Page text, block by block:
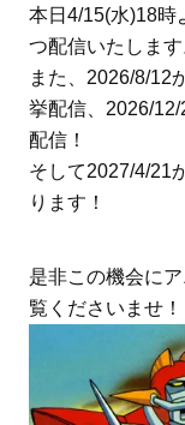
本日4/15(水)18時
つ配信いたします
また、2026/8/12
挙配信、2026/
配信！
そして2027/4/21
ります！
是非この機会に
覧くださいませ！